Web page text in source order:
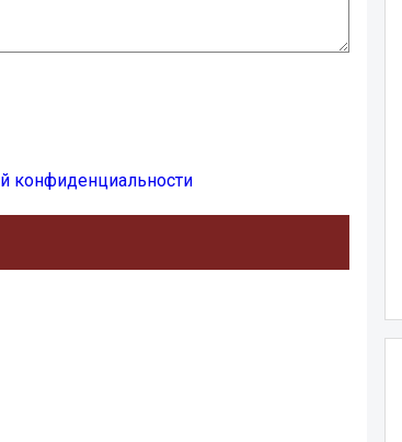
конфиденциальности